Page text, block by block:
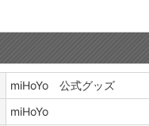
miHoYo 公式グッズ
miHoYo